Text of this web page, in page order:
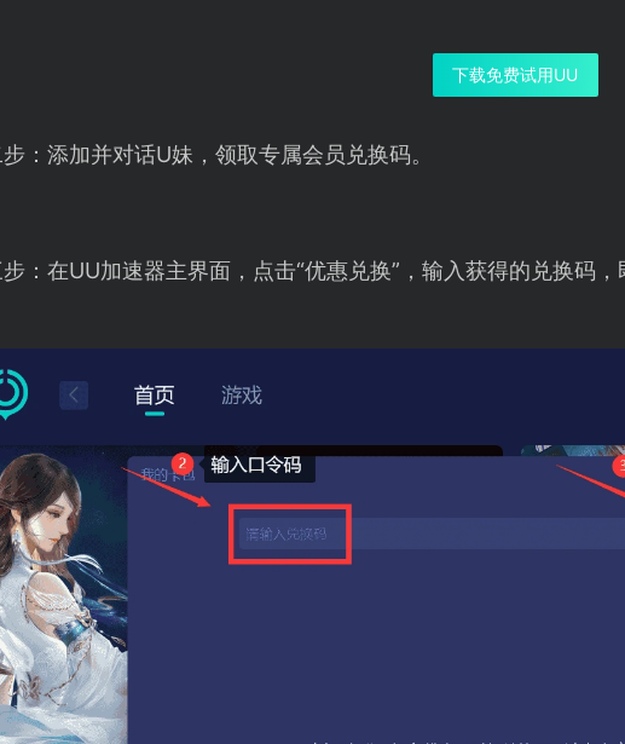
下载免费试用UU
：添加并对话U妹，领取专属会员兑换码。
：在UU加速器主界面，点击“优惠兑换”，输入获得的兑换码，